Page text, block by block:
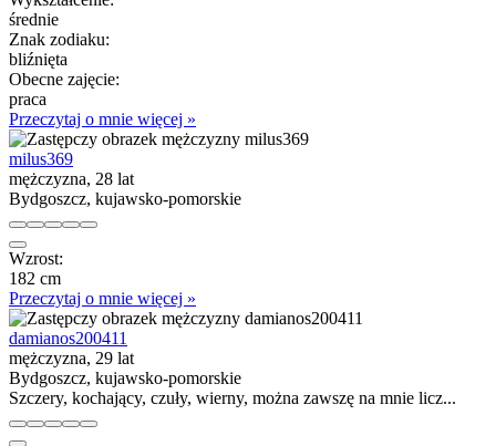
średnie
Znak zodiaku:
bliźnięta
Obecne zajęcie:
praca
Przeczytaj o mnie więcej »
milus369
mężczyzna, 28 lat
Bydgoszcz, kujawsko-pomorskie
Wzrost:
182 cm
Przeczytaj o mnie więcej »
damianos200411
mężczyzna, 29 lat
Bydgoszcz, kujawsko-pomorskie
Szczery, kochający, czuły, wierny, można zawszę na mnie licz...